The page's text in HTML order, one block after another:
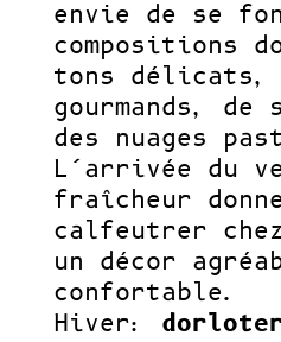
envie de se
compositions
tons délicats,
gourmands, de
des nuages
L’arrivée du
fraîcheur
calfeutrer
un décor
confortable.
Hiver: